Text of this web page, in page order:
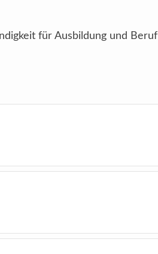
für Ausbildung und Beruf